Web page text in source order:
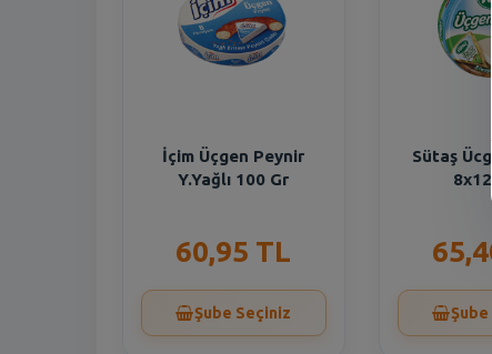
İçim Üçgen Peynir
Y.Yağlı 100 Gr
60,95 TL
Şube Seçiniz
Sütaş